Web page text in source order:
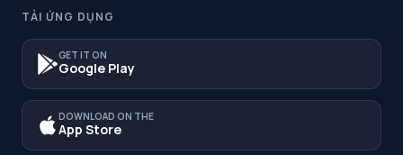
TẢI ỨNG DỤNG
GET IT ON
Google Play
DOWNLOAD ON THE
App Store